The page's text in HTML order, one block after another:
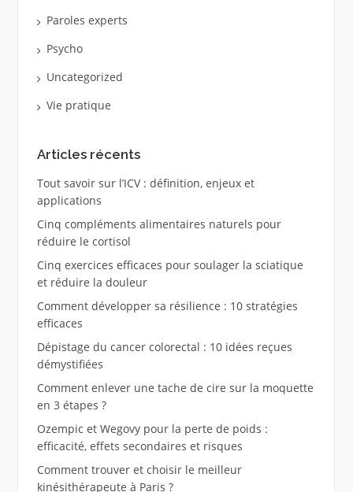
Paroles experts
Psycho
Uncategorized
Vie pratique
Articles récents
Tout savoir sur l’ICV : définition, enjeux et
applications
Cinq compléments alimentaires naturels pour
réduire le cortisol
Cinq exercices efficaces pour soulager la sciatique
et réduire la douleur
Comment développer sa résilience : 10 stratégies
efficaces
Dépistage du cancer colorectal : 10 idées reçues
démystifiées
Comment enlever une tache de cire sur la moquette
en 3 étapes ?
Ozempic et Wegovy pour la perte de poids :
efficacité, effets secondaires et risques
Comment trouver et choisir le meilleur
kinésithérapeute à Paris ?